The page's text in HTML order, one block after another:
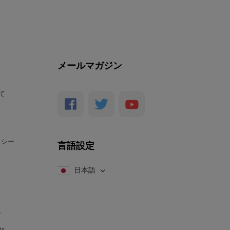
ー
メールマガジン
言語設定
日本語